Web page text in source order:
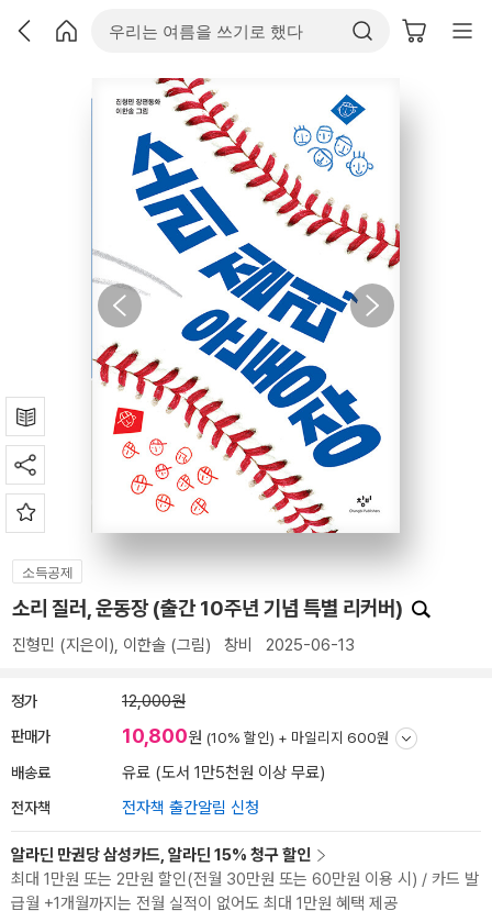
소득공제
소리 질러, 운동장 (출간 10주년 기념 특별 리커버)
진형민 (지은이), 이한솔 (그림) 창비 2025-06-13
정가 12,000원
판매가 10,800원 (10% 할인) + 마일리지 600원
배송료 유료 (도서 1만5천원 이상 무료)
전자책 전자책 출간알림 신청
알라딘 만권당 삼성카드, 알라딘 15% 청구 할인
최대 1만원 또는 2만원 할인(전월 30만원 또는 60만원 이용 시) / 카드 발
급월 +1개월까지는 전월 실적이 없어도 최대 1만원 혜택 제공